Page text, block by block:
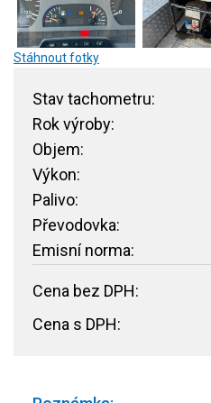
Stáhnout fotky
Stav tachometru:
Rok výroby:
Objem:
Výkon:
Palivo:
Převodovka:
Emisní norma:
Cena bez DPH:
Cena s DPH: